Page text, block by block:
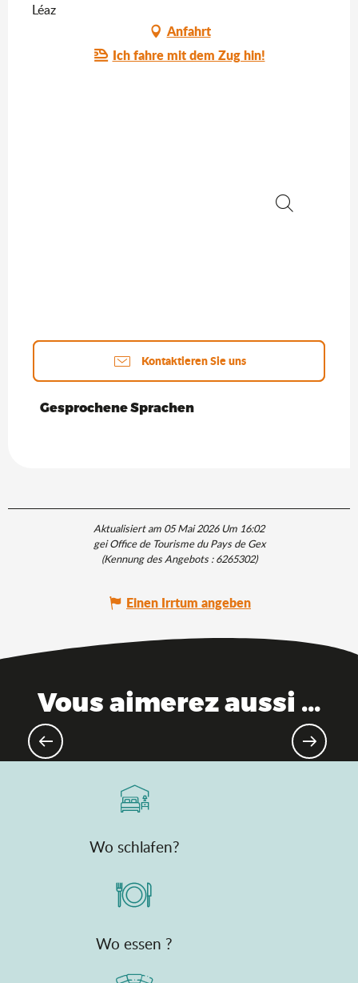
Léaz
Anfahrt
Ich fahre mit dem Zug hin!
Kontaktieren Sie uns
Gesprochene Sprachen
Gesprochene Sprachen
Aktualisiert am 05 Mai 2026 Um 16:02
gei Office de Tourisme du Pays de Gex
(Kennung des Angebots :6265302)
Einen Irrtum angeben
Vous aimerez aussi ...
Das Departement Ain, zwischen
Wo schlafen?
Wo essen ?